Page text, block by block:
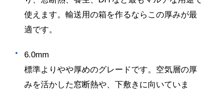
使えます。輸送用の箱を作るならこの厚みが最
適です。
6.0mm
標準よりやや厚めのグレードです。空気層の厚
みを活かした窓断熱や、下敷きに向いていま